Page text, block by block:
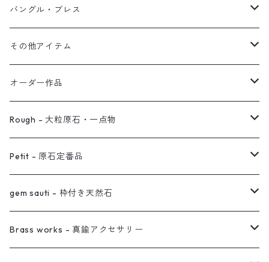
オブジェ
イヤーカフ
ぶら下がりイヤーカフ
2連イヤーカフ
イヤリング対応
ノンホールピアス
オーダー用ページ
真鍮イヤーカフ
バングル・ブレス
ブレスレット
バングル
その他アイテム
ブローチ
ヘアアクセサリー
オーダー作品
リング
ネックレス
ピアス
イヤーカフ
Rough - 大粒原石・一点物
ピアス
リング
ネックレス
Petit - 原石定番品
ピアス
リング
gem sauti - 枠付き天然石
ピアス
Brass works - 真鍮アクセサリー